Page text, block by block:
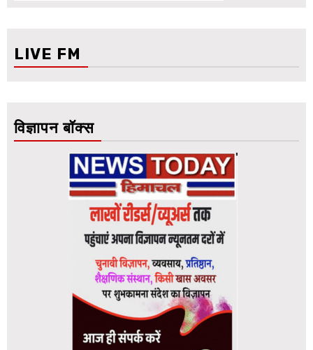
LIVE FM
विज्ञापन बॉक्स